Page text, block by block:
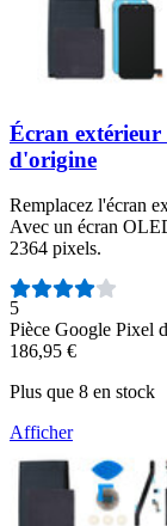
Écran extérieur
d'origine
Remplacez l'écran
Avec un écran
2364 pixels.
Nombre d'avis :
5
Pièce Google Pixel
186,95 €
Plus que 8 en stock
Afficher